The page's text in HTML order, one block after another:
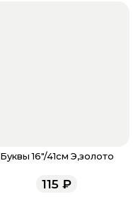
Буквы 16"/41см Э,золото
115 ₽